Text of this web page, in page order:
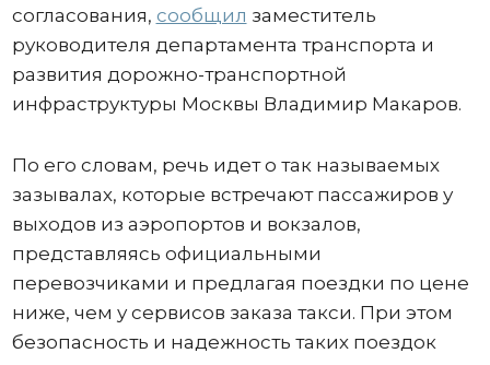
согласования, сообщил заместитель
руководителя департамента транспорта и
развития дорожно-транспортной
инфраструктуры Москвы Владимир Макаров.
По его словам, речь идет о так называемых
зазывалах, которые встречают пассажиров у
выходов из аэропортов и вокзалов,
представляясь официальными
перевозчиками и предлагая поездки по цене
ниже, чем у сервисов заказа такси. При этом
безопасность и надежность таких поездок